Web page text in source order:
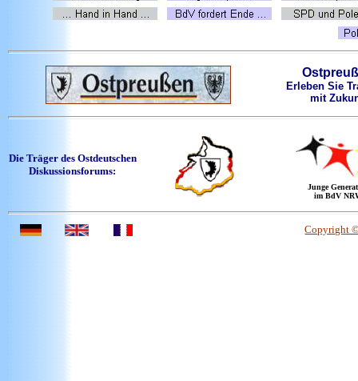
Erleben Sie
mit
Die Träger des Ostdeutschen
Diskussionsforums:
Junge
im BdV
Copyright